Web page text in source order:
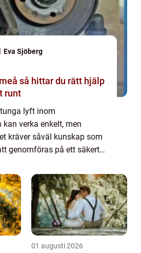
Eva Sjöberg
hjälp
runt
lyft inom
kan verka enkelt, men
kräver såväl kunskap som
genomföras på ett säkert
01 augusti 2026